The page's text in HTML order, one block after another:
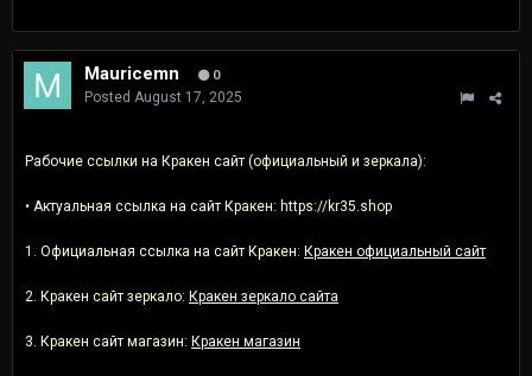
Mauricemn 0
Posted August 17, 2025
Рабочие ссылки на Кракен сайт (официальный и зеркала):
• Актуальная ссылка на сайт Кракен: https://kr35.shop
1. Официальная ссылка на сайт Кракен: Кракен официальный сайт
2. Кракен сайт зеркало: Кракен зеркало сайта
3. Кракен сайт магазин: Кракен магазин